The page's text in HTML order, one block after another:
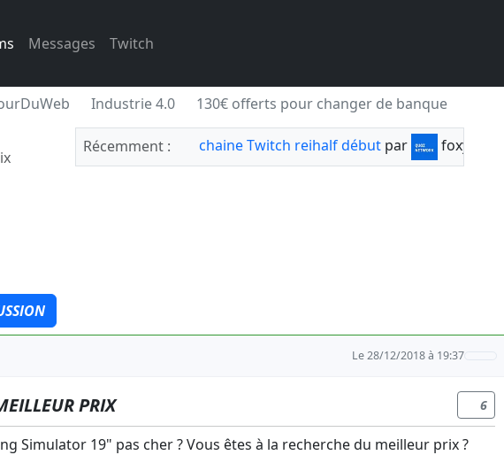
Messages Twitch
Industrie 4.0
130€ offerts pour changer de banque
Récemment : chaine Twitch reihalf début par foxylabnyy
Le 28/12/2018 à 19:37
PRIX 6
Simulator 19" pas cher ? Vous êtes à la recherche du meilleur prix ?